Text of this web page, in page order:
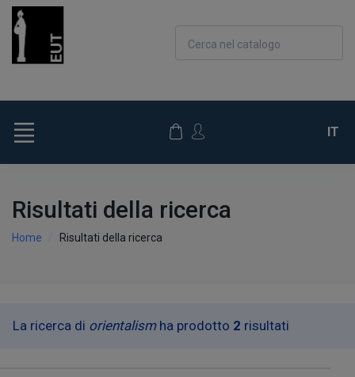
Cerca nel catalogo
IT
Risultati della ricerca
Home Risultati della ricerca
La ricerca di orientalismha prodotto 2 risultati